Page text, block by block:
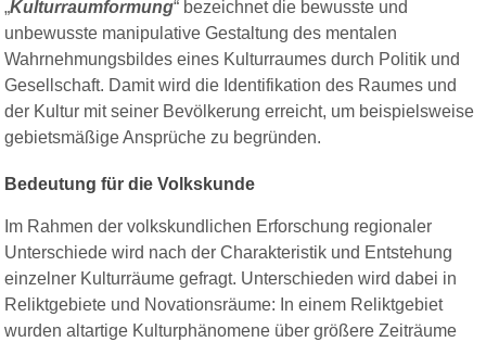
„Kulturraumformung“ bezeichnet die bewusste und
unbewusste manipulative Gestaltung des mentalen
Wahrnehmungsbildes eines Kulturraumes durch Politik und
Gesellschaft. Damit wird die Identifikation des Raumes und
der Kultur mit seiner Bevölkerung erreicht, um beispielsweise
gebietsmäßige Ansprüche zu begründen.
Bedeutung für die Volkskunde
Im Rahmen der volkskundlichen Erforschung regionaler
Unterschiede wird nach der Charakteristik und Entstehung
einzelner Kulturräume gefragt. Unterschieden wird dabei in
Reliktgebiete und Novationsräume: In einem Reliktgebiet
wurden altartige Kulturphänomene über größere Zeiträume